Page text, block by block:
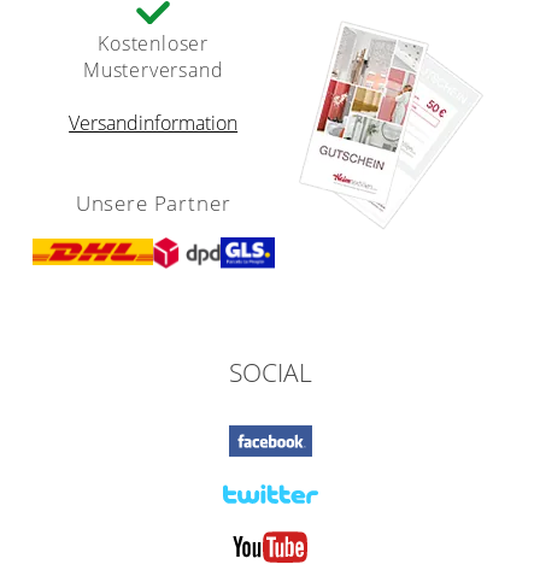
Kostenloser
Musterversand
Versandinformation
Unsere Partner
SOCIAL